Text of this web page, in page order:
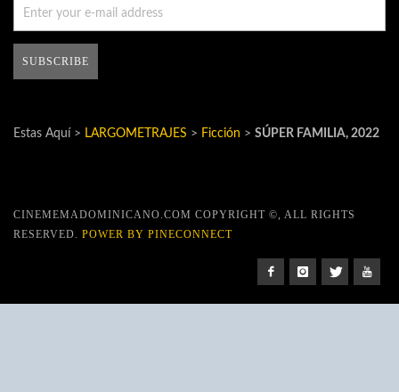
Estas Aquí > LARGOMETRAJES > Ficción > SÚPER FAMILIA, 2022
CINEMEMADOMINICANO.COM COPYRIGHT ©, ALL RIGHTS
RESERVED. POWER BY PINECONNECT